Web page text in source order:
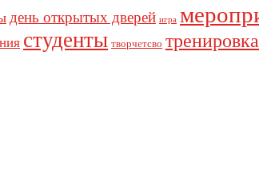
день открытых дверей игра
студенты творчетсво тренировка